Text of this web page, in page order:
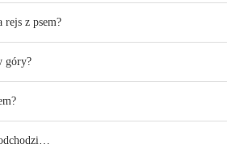
rejs z psem?
góry?